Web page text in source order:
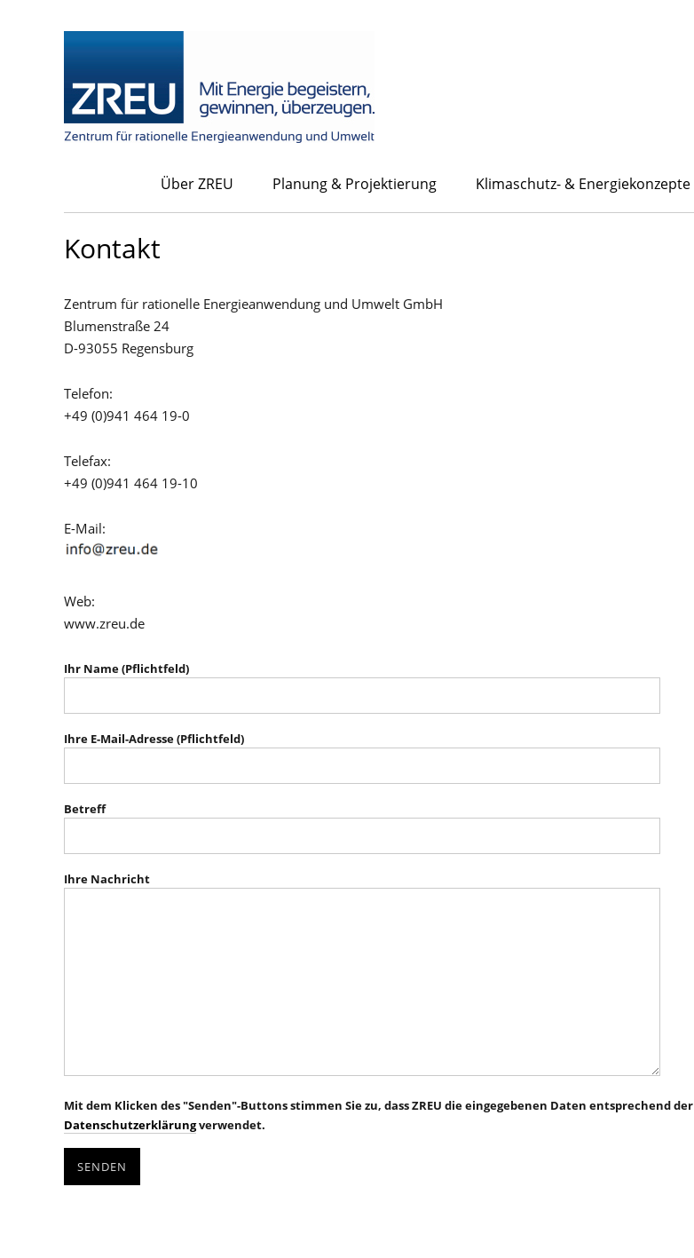
Über ZREU Planung & Projektierung Klimaschutz- & Energiekonzepte
Kontakt
Zentrum für rationelle Energieanwendung und Umwelt GmbH
Blumenstraße 24
D-93055 Regensburg
Telefon:
+49 (0)941 464 19-0
Telefax:
+49 (0)941 464 19-10
E-Mail:
Web:
www.zreu.de
Ihr Name (Pflichtfeld)
Ihre E-Mail-Adresse (Pflichtfeld)
Betreff
Ihre Nachricht
Mit dem Klicken des "Senden"-Buttons stimmen Sie zu, dass ZREU die eingegebenen Daten entsprechend der
Datenschutzerklärungverwendet.